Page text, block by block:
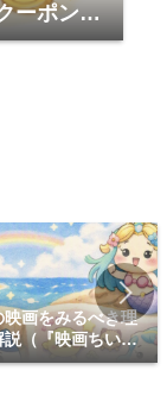
ーポンが
画をみるべき理
（『映画ちいか
のひみつ』）